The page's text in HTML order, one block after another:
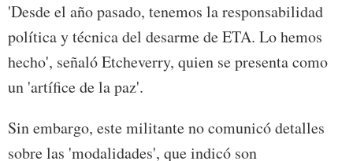
'Desde el año pasado, tenemos la responsabilidad
política y técnica del desarme de ETA. Lo hemos
hecho', señaló Etcheverry, quien se presenta como
un 'artífice de la paz'.
Sin embargo, este militante no comunicó detalles
sobre las 'modalidades', que indicó son